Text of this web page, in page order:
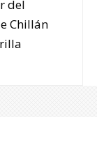
del
Chillán